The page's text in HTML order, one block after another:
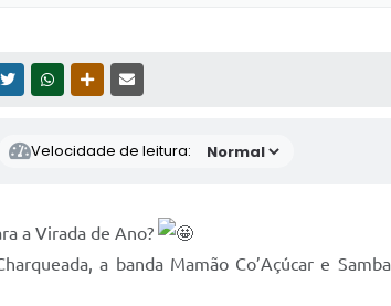
TWITTERWHATSAPPOUTRAS MÍDIAS
Velocidade de leitura:
a Virada de Ano?
a banda Mamão Co’Açúcar e